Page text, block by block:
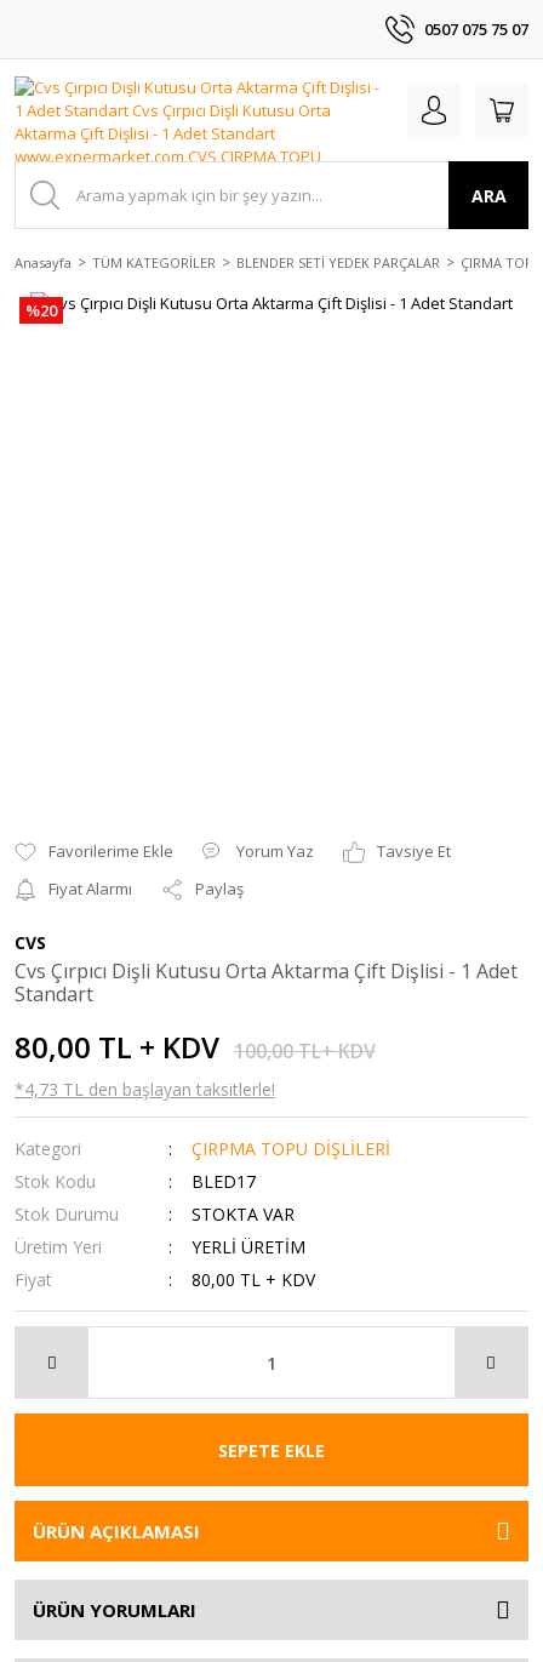
0507 075 75 07
ARA
Anasayfa TÜM KATEGORİLER BLENDER SETİ YEDEK PARÇALAR ÇIRMA TOPU
%20
Yorum Yaz
Tavsiye Et
Fiyat Alarmı
Paylaş
CVS
Cvs Çırpıcı Dişli Kutusu Orta Aktarma Çift Dişlisi - 1 Adet
Standart
80,00 TL + KDV 100,00 TL+ KDV
*4,73 TL den başlayan taksitlerle!
Kategori
ÇIRPMA TOPU DİŞLİLERİ
Stok Kodu
BLED17
Stok Durumu
STOKTA VAR
Üretim Yeri
YERLİ ÜRETİM
Fiyat
80,00 TL + KDV
SEPETE EKLE
ÜRÜN AÇIKLAMASI
ÜRÜN YORUMLARI